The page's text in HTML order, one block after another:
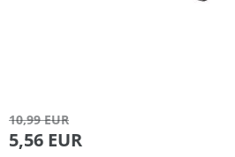
10,99 EUR
5,56 EUR